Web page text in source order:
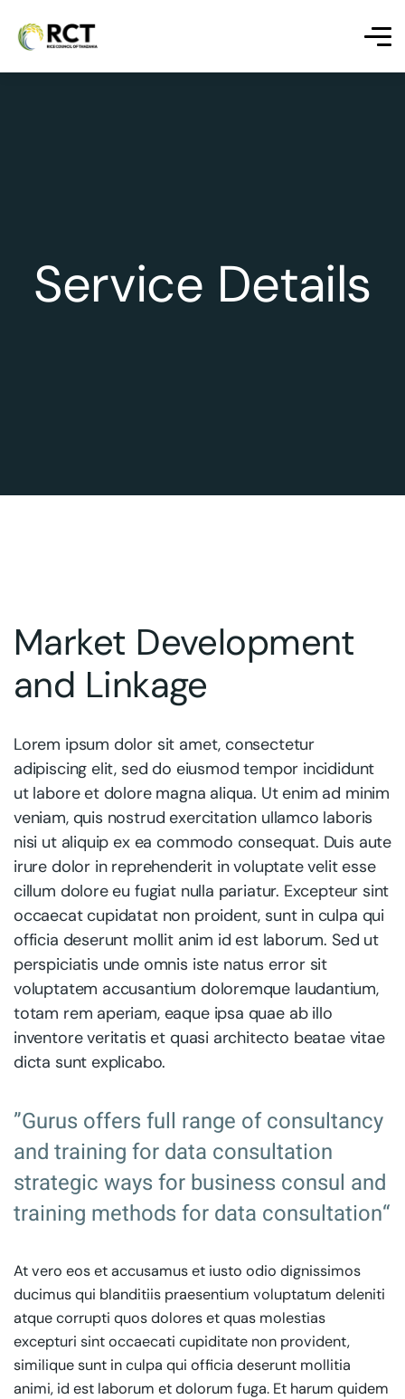
Service Details
Market Development
and Linkage
Lorem ipsum dolor sit amet, consectetur
adipiscing elit, sed do eiusmod tempor incididunt
ut labore et dolore magna aliqua. Ut enim ad minim
veniam, quis nostrud exercitation ullamco laboris
nisi ut aliquip ex ea commodo consequat. Duis aute
irure dolor in reprehenderit in voluptate velit esse
cillum dolore eu fugiat nulla pariatur. Excepteur sint
occaecat cupidatat non proident, sunt in culpa qui
officia deserunt mollit anim id est laborum. Sed ut
perspiciatis unde omnis iste natus error sit
voluptatem accusantium doloremque laudantium,
totam rem aperiam, eaque ipsa quae ab illo
inventore veritatis et quasi architecto beatae vitae
dicta sunt explicabo.
”Gurus offers full range of consultancy
and training for data consultation
strategic ways for business consul and
training methods for data consultation“
At vero eos et accusamus et iusto odio dignissimos
ducimus qui blanditiis praesentium voluptatum deleniti
atque corrupti quos dolores et quas molestias
excepturi sint occaecati cupiditate non provident,
similique sunt in culpa qui officia deserunt mollitia
animi, id est laborum et dolorum fuga. Et harum quidem